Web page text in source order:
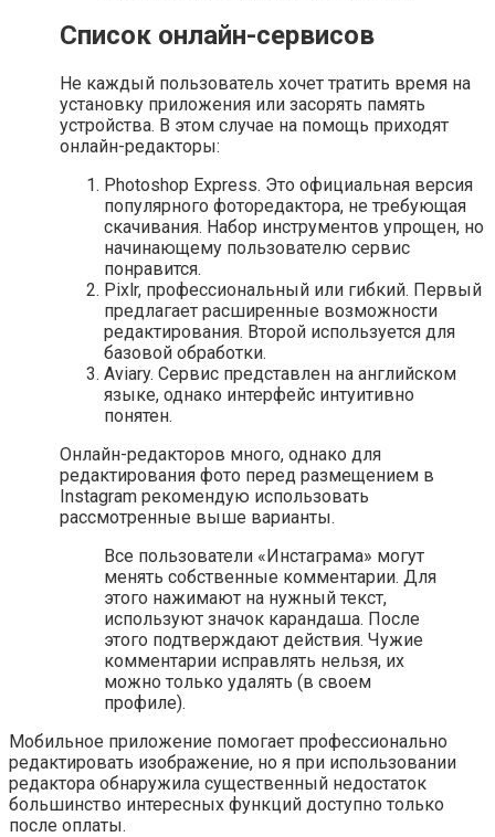
Список онлайн-сервисов
Не каждый пользователь хочет тратить время на
установку приложения или засорять память
устройства. В этом случае на помощь приходят
онлайн-редакторы:
Photoshop Express. Это официальная версия
популярного фоторедактора, не требующая
скачивания. Набор инструментов упрощен, но
начинающему пользователю сервис
понравится.
Pixlr, профессиональный или гибкий. Первый
предлагает расширенные возможности
редактирования. Второй используется для
базовой обработки.
Aviary. Сервис представлен на английском
языке, однако интерфейс интуитивно
понятен.
Онлайн-редакторов много, однако для
редактирования фото перед размещением в
Instagram рекомендую использовать
рассмотренные выше варианты.
Все пользователи «Инстаграма» могут
менять собственные комментарии. Для
этого нажимают на нужный текст,
используют значок карандаша. После
этого подтверждают действия. Чужие
комментарии исправлять нельзя, их
можно только удалять (в своем
профиле).
Мобильное приложение помогает профессионально
редактировать изображение, но я при использовании
редактора обнаружила существенный недостаток
большинство интересных функций доступно только
после оплаты.